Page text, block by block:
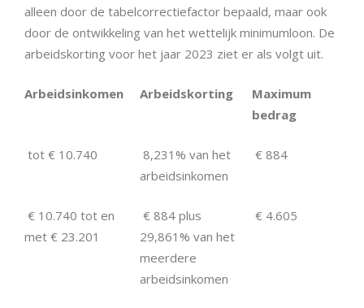
alleen door de tabelcorrectiefactor bepaald, maar ook
door de ontwikkeling van het wettelijk minimumloon. De
arbeidskorting voor het jaar 2023 ziet er als volgt uit.
Arbeidsinkomen Arbeidskorting
Maximum
bedrag
tot € 10.740
8,231% van het
arbeidsinkomen
€ 884
€ 10.740 tot en
met € 23.201
€ 884 plus
29,861% van het
meerdere
arbeidsinkomen
€ 4.605